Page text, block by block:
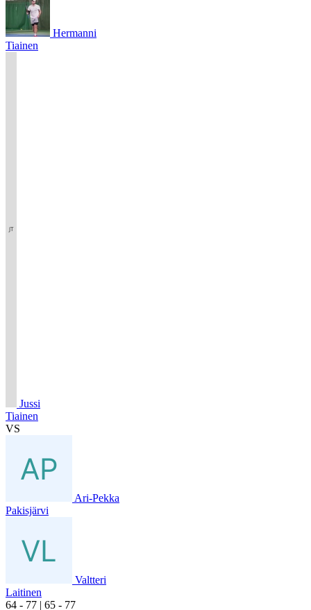
Hermanni
Tiainen
Jussi
Tiainen
VS
Ari-Pekka
Pakisjärvi
Valtteri
Laitinen
64 - 77 | 65 - 77